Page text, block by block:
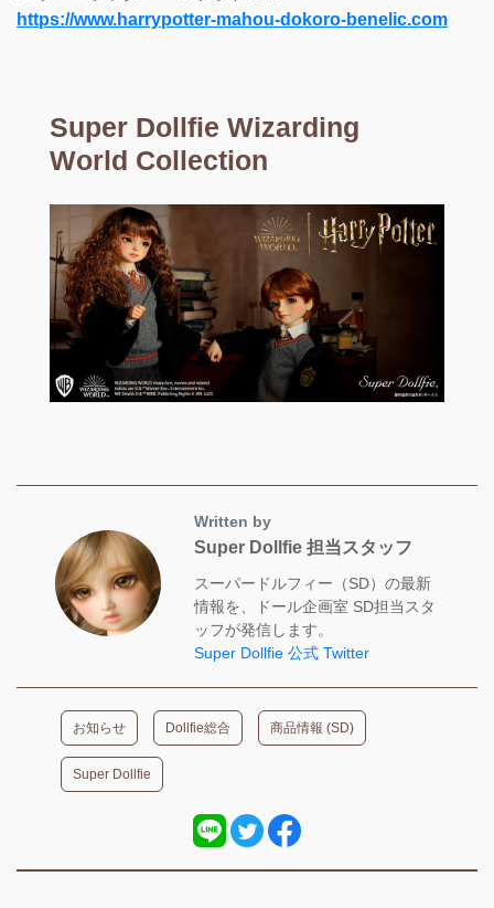
https://www.harrypotter-mahou-dokoro-benelic.com
Super Dollfie Wizarding
World Collection
Written by
Super Dollfie 担当スタッフ
スーパードルフィー（SD）の最新
情報を、ドール企画室 SD担当スタ
ッフが発信します。
Super Dollfie 公式 Twitter
お知らせ Dollfie総合 商品情報 (SD)
Super Dollfie